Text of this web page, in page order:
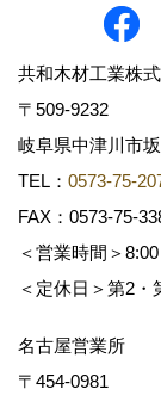
共和木材工業株
〒509-9232
岐阜県中津川市
TEL： 0573-75-
FAX：0573-75-
＜営業時間＞
＜定休日＞第2
名古屋営業所
〒454-0981